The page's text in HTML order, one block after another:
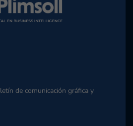
de comunicación gráfica y